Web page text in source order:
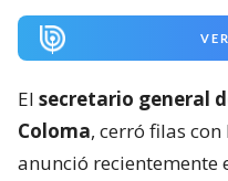
El secretario general
Coloma, cerró filas
anunció recientemente